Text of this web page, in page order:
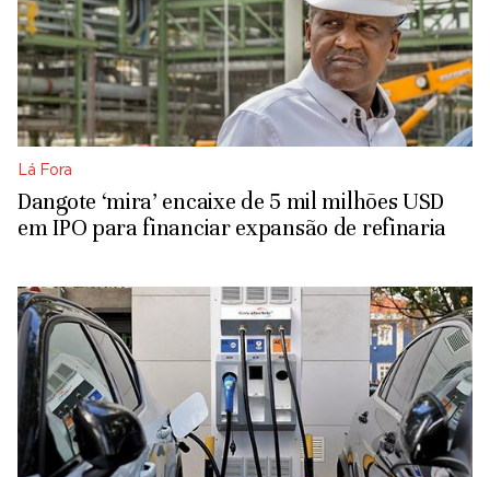
Lá Fora
Dangote ‘mira’ encaixe de 5 mil milhões USD
em IPO para financiar expansão de refinaria